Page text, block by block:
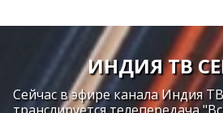
ИНДИЯ ТВ
Сейчас в эфире канала Индия